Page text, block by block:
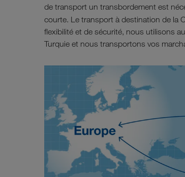
de transport un transbordement est
courte. Le transport à destination de la
flexibilité et de sécurité, nous utilisons
Turquie et nous transportons vos